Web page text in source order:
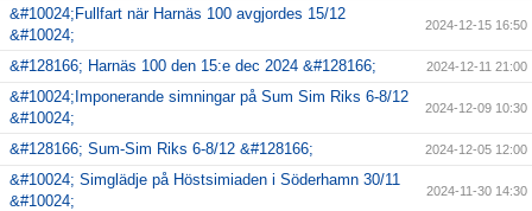
&#10024;Fullfart när Harnäs 100 avgjordes 15/12
&#10024;
2024-12-15 16:50
&#128166; Harnäs 100 den 15:e dec 2024 &#128166; 2024-12-11 21:00
&#10024;Imponerande simningar på Sum Sim Riks 6-8/12
&#10024;
2024-12-09 10:30
&#128166; Sum-Sim Riks 6-8/12 &#128166; 2024-12-05 12:00
&#10024; Simglädje på Höstsimiaden i Söderhamn 30/11
&#10024;
2024-11-30 14:30